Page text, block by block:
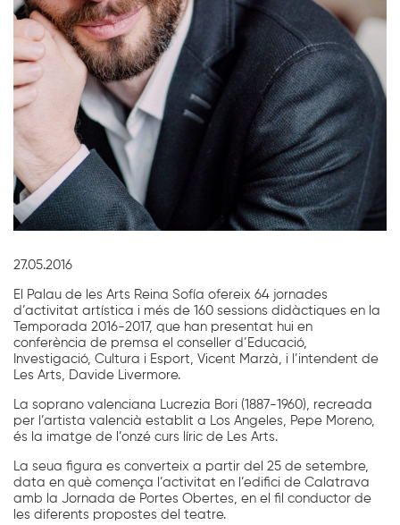
27.05.2016
El Palau de les Arts Reina Sofía ofereix 64 jornades
d’activitat artística i més de 160 sessions didàctiques en la
Temporada 2016-2017, que han presentat hui en
conferència de premsa el conseller d’Educació,
Investigació, Cultura i Esport, Vicent Marzà, i l’intendent de
Les Arts, Davide Livermore.
La soprano valenciana Lucrezia Bori (1887-1960), recreada
per l’artista valencià establit a Los Angeles, Pepe Moreno,
és la imatge de l’onzé curs líric de Les Arts.
La seua figura es converteix a partir del 25 de setembre,
data en què comença l’activitat en l’edifici de Calatrava
amb la Jornada de Portes Obertes, en el fil conductor de
les diferents propostes del teatre.